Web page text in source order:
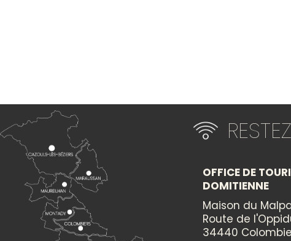
OFFICE DE
DOMITIENNE
Maison du
Route de
34440